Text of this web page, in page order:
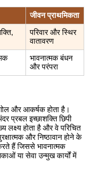
जीवन प्राथमिकता
परिवार और स्थिर
वातावरण
भावनात्मक बंधन
और परंपरा
और आकर्षक होता है।
प्रबल इच्छाशक्ति छिपी
लक्ष्य होता है और वे परिचित
और निष्ठावान होने के
हैं जिससे भावनात्मक
या सेवा उन्मुख कार्यों में